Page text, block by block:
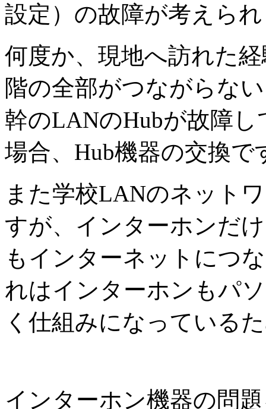
設定）の故障が考えら
何度か、現地へ訪れた
階の全部がつながらな
幹のLANのHubが故障
場合、Hub機器の交換
また学校LANのネット
すが、インターホンだ
もインターネットにつ
れはインターホンもパ
く仕組みになっている
インターホン機器の問